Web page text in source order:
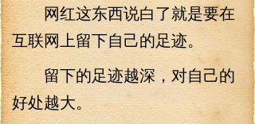
网红这东西说白了就是要在
互联网上留下自己的足迹。
留下的足迹越深，对自己的
好处越大。